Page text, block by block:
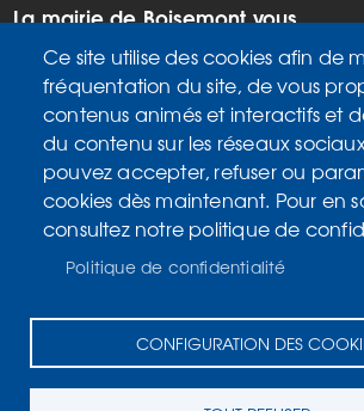
La mairie de Boisemont vous
accueille :
Mardi, vendredi de 9h à 12h et de
14h à 17h
Mercredi de 14h à 17h
Samedi de 9h à 12h
MENU
PIED
Accueil
Plan du site
Données personnelles
Accessibilité : Non conforme
Ce site utilise des cookies afin de
fréquentation du site, de vous
contenus animés et interactifs et
du contenu sur les réseaux
pouvez accepter, refuser ou
cookies dès maintenant. Pour en
consultez notre politique de
Politique de confidentialité
CONFIGURATION DES